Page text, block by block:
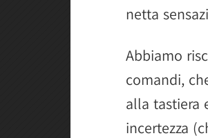
netta
Abbiamo
comandi,
alla tastiera
incertezza